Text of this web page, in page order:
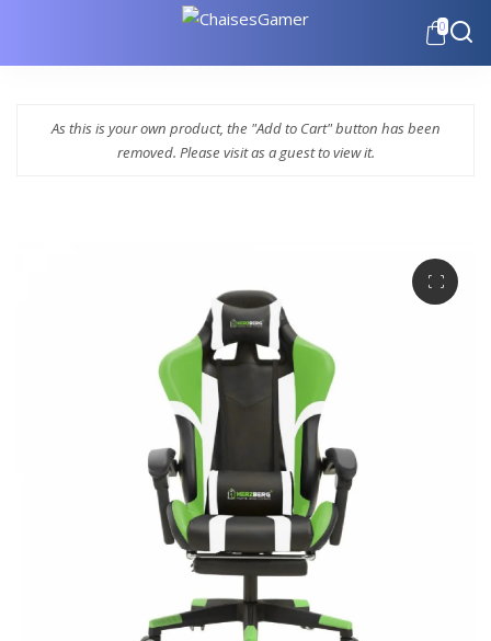
0
As this is your own product, the "Add to Cart" button has been
removed. Please visit as a guest to view it.